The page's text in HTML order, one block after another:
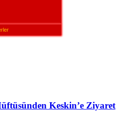
Keskin’e Ziyaret